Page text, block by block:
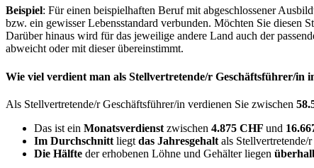
Beispiel: Für einen beispielhaften Beruf mit abgeschlossener
bzw. ein gewisser Lebensstandard verbunden. Möchten Sie diesen
Darüber hinaus wird für das jeweilige andere Land auch der
abweicht oder mit dieser übereinstimmt.
Wie viel verdient man als Stellvertretende/r Geschäftsführer/in
Als Stellvertretende/r Geschäftsführer/in verdienen Sie zwischen
Das ist ein Monatsverdienst zwischen 4.875 CHF und
Im Durchschnitt liegt das Jahresgehalt als Stellvertretende/
Die Hälfte der erhobenen Löhne und Gehälter liegen